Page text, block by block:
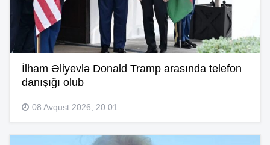
İlham Əliyevlə Donald Tramp arasında telefon
danışığı olub
08 Avqust 2026, 20:01